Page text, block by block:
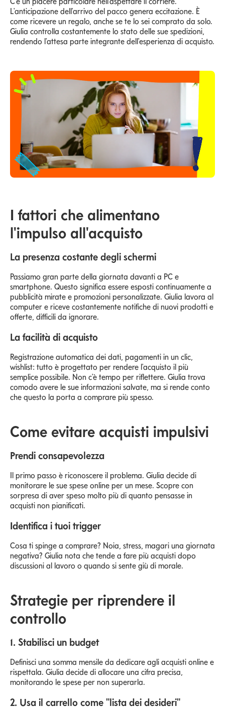
L'anticipazione dell'arrivo del pacco genera eccitazione. È
come ricevere un regalo, anche se te lo sei comprato da solo.
Giulia controlla costantemente lo stato delle sue spedizioni,
rendendo l'attesa parte integrante dell'esperienza di acquisto.
I fattori che alimentano
l'impulso all'acquisto
La presenza costante degli schermi
Passiamo gran parte della giornata davanti a PC e
smartphone. Questo significa essere esposti continuamente a
pubblicità mirate e promozioni personalizzate. Giulia lavora al
computer e riceve costantemente notifiche di nuovi prodotti e
offerte, difficili da ignorare.
La facilità di acquisto
Registrazione automatica dei dati, pagamenti in un clic,
wishlist: tutto è progettato per rendere l'acquisto il più
semplice possibile. Non c'è tempo per riflettere. Giulia trova
comodo avere le sue informazioni salvate, ma si rende conto
che questo la porta a comprare più spesso.
Come evitare acquisti impulsivi
Prendi consapevolezza
Il primo passo è riconoscere il problema. Giulia decide di
monitorare le sue spese online per un mese. Scopre con
sorpresa di aver speso molto più di quanto pensasse in
acquisti non pianificati.
Identifica i tuoi trigger
Cosa ti spinge a comprare? Noia, stress, magari una giornata
negativa? Giulia nota che tende a fare più acquisti dopo
discussioni al lavoro o quando si sente giù di morale.
Strategie per riprendere il
controllo
1. Stabilisci un budget
Definisci una somma mensile da dedicare agli acquisti online e
rispettala. Giulia decide di allocare una cifra precisa,
monitorando le spese per non superarla.
2. Usa il carrello come "lista dei desideri"